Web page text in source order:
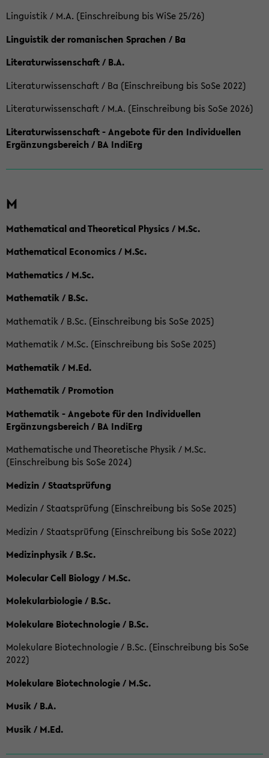
Linguistik / M.A. (Einschreibung bis WiSe 25/26)
Linguistik der romanischen Sprachen / Ba
Literaturwissenschaft / B.A.
Literaturwissenschaft / Ba (Einschreibung bis SoSe 2022)
Literaturwissenschaft / M.A. (Einschreibung bis SoSe 2026)
Literaturwissenschaft - Angebote für den Individuellen
Ergänzungsbereich / BA IndiErg
M
Mathematical and Theoretical Physics / M.Sc.
Mathematical Economics / M.Sc.
Mathematics / M.Sc.
Mathematik / B.Sc.
Mathematik / B.Sc. (Einschreibung bis SoSe 2025)
Mathematik / M.Sc. (Einschreibung bis SoSe 2025)
Mathematik / M.Ed.
Mathematik / Promotion
Mathematik - Angebote für den Individuellen
Ergänzungsbereich / BA IndiErg
Mathematische und Theoretische Physik / M.Sc.
(Einschreibung bis SoSe 2024)
Medizin / Staatsprüfung
Medizin / Staatsprüfung (Einschreibung bis SoSe 2025)
Medizin / Staatsprüfung (Einschreibung bis SoSe 2022)
Medizinphysik / B.Sc.
Molecular Cell Biology / M.Sc.
Molekularbiologie / B.Sc.
Molekulare Biotechnologie / B.Sc.
Molekulare Biotechnologie / B.Sc. (Einschreibung bis SoSe
2022)
Molekulare Biotechnologie / M.Sc.
Musik / B.A.
Musik / M.Ed.